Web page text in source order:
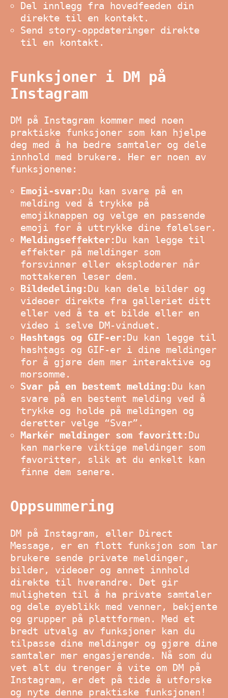
Del innlegg fra hovedfeeden din
direkte til en kontakt.
Send story-oppdateringer direkte
til en kontakt.
Funksjoner i DM på
Instagram
DM på Instagram kommer med noen
praktiske funksjoner som kan hjelpe
deg med å ha bedre samtaler og dele
innhold med brukere. Her er noen av
funksjonene:
Emoji-svar:Du kan svare på en
melding ved å trykke på
emojiknappen og velge en passende
emoji for å uttrykke dine følelser.
Meldingseffekter:Du kan legge til
effekter på meldinger som
forsvinner eller eksploderer når
mottakeren leser dem.
Bildedeling:Du kan dele bilder og
videoer direkte fra galleriet ditt
eller ved å ta et bilde eller en
video i selve DM-vinduet.
Hashtags og GIF-er:Du kan legge til
hashtags og GIF-er i dine meldinger
for å gjøre dem mer interaktive og
morsomme.
Svar på en bestemt melding:Du kan
svare på en bestemt melding ved å
trykke og holde på meldingen og
deretter velge “Svar”.
Markér meldinger som favoritt:Du
kan markere viktige meldinger som
favoritter, slik at du enkelt kan
finne dem senere.
Oppsummering
DM på Instagram, eller Direct
Message, er en flott funksjon som lar
brukere sende private meldinger,
bilder, videoer og annet innhold
direkte til hverandre. Det gir
muligheten til å ha private samtaler
og dele øyeblikk med venner, bekjente
og grupper på plattformen. Med et
bredt utvalg av funksjoner kan du
tilpasse dine meldinger og gjøre dine
samtaler mer engasjerende. Nå som du
vet alt du trenger å vite om DM på
Instagram, er det på tide å utforske
og nyte denne praktiske funksjonen!